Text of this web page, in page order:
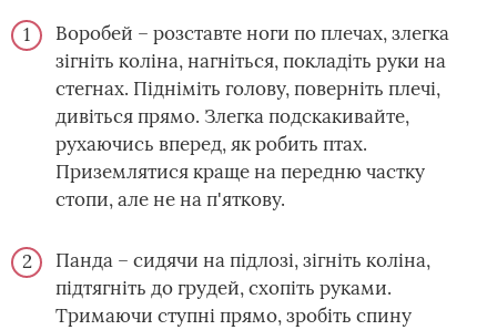
Воробей – розставте ноги по плечах, злегка
зігніть коліна, нагніться, покладіть руки на
стегнах. Підніміть голову, поверніть плечі,
дивіться прямо. Злегка подскакивайте,
рухаючись вперед, як робить птах.
Приземлятися краще на передню частку
стопи, але не на п'яткову.
Панда – сидячи на підлозі, зігніть коліна,
підтягніть до грудей, схопіть руками.
Тримаючи ступні прямо, зробіть спину